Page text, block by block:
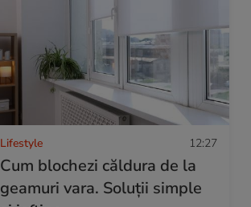
Lifestyle 12:27
Cum blochezi căldura de la
geamuri vara. Soluții simple